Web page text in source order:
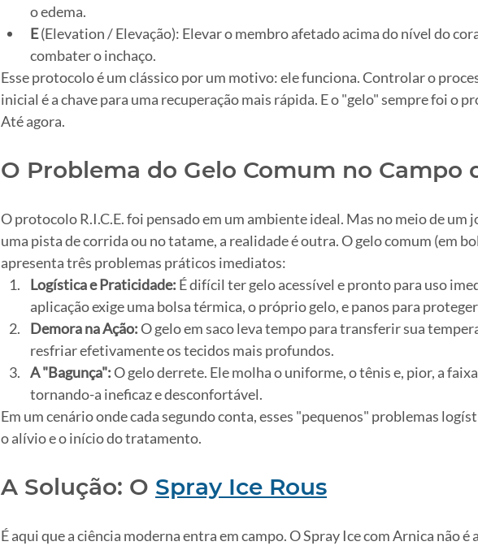
o edema.
E (Elevation / Elevação): Elevar o membro afetado acima do nível do
combater o inchaço.
Esse protocolo é um clássico por um motivo: ele funciona. Controlar o
inicial é a chave para uma recuperação mais rápida. E o "gelo" sempre foi o
Até agora.
O Problema do Gelo Comum no Campo
O protocolo R.I.C.E. foi pensado em um ambiente ideal. Mas no meio de um
uma pista de corrida ou no tatame, a realidade é outra. O gelo comum (em
apresenta três problemas práticos imediatos:
Logística e Praticidade: É difícil ter gelo acessível e pronto para uso
aplicação exige uma bolsa térmica, o próprio gelo, e panos para
Demora na Ação: O gelo em saco leva tempo para transferir sua
resfriar efetivamente os tecidos mais profundos.
A "Bagunça": O gelo derrete. Ele molha o uniforme, o tênis e, pior, a
tornando-a ineficaz e desconfortável.
Em um cenário onde cada segundo conta, esses "pequenos" problemas
o alívio e o início do tratamento.
A Solução: O Spray Ice Rous
É aqui que a ciência moderna entra em campo. O Spray Ice com Arnica não é